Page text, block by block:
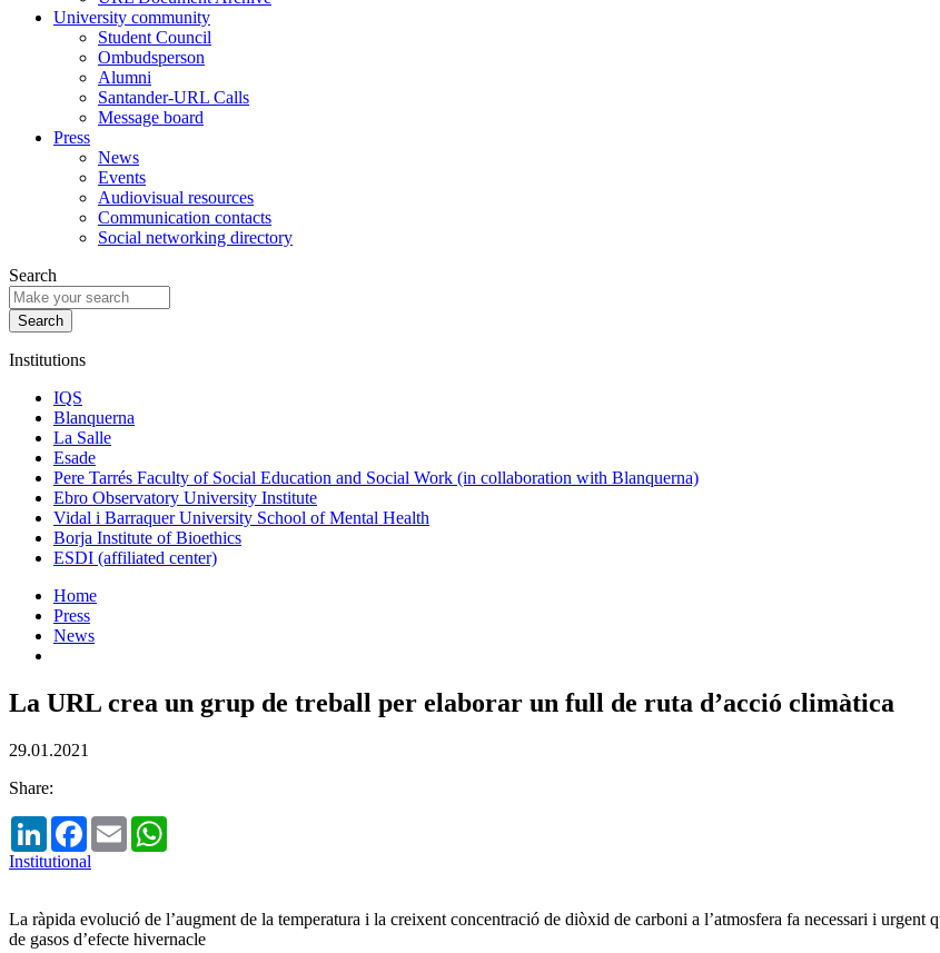
University community
Student Council
Ombudsperson
Alumni
Santander-URL Calls
Message board
Press
News
Events
Audiovisual resources
Communication contacts
Social networking directory
Search
Institutions
IQS
Blanquerna
La Salle
Esade
Pere Tarrés Faculty of Social Education and Social Work (in collaboration with Blanquerna)
Ebro Observatory University Institute
Vidal i Barraquer University School of Mental Health
Borja Institute of Bioethics
ESDI (affiliated center)
Home
Press
News
La URL crea un grup de treball per elaborar un full de ruta d’acció climàtica
29.01.2021
Share:
LinkedInFacebook
Email
Institutional
La ràpida evolució de l’augment de la temperatura i la creixent concentració de diòxid de carboni a l’atmosfera fa necessari i
de gasos d’efecte hivernacle